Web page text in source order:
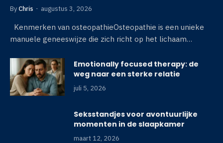
By Chris augustus 3, 2026
Kenmerken van osteopathieOsteopathie is een unieke
manuele geneeswijze die zich richt op het lichaam…
Emotionally focused therapy: de
weg naar een sterke relatie
juli 5, 2026
Seksstandjes voor avontuurlijke
momenten in de slaapkamer
maart 12, 2026